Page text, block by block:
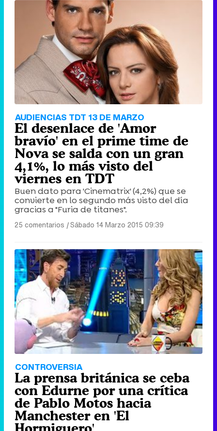
AUDIENCIAS TDT 13 DE MARZO
El desenlace de 'Amor
bravío' en el prime time de
Nova se salda con un gran
4,1%, lo más visto del
viernes en TDT
Buen dato para 'Cinematrix' (4,2%) que se
convierte en lo segundo más visto del día
gracias a "Furia de titanes".
25 comentarios |Sábado 14 Marzo 2015 09:39
CONTROVERSIA
La prensa británica se ceba
con Edurne por una crítica
de Pablo Motos hacia
Manchester en 'El
Hormiguero'